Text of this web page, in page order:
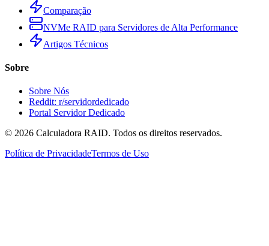
Comparação
NVMe RAID para Servidores de Alta Performance
Artigos Técnicos
Sobre
Sobre Nós
Reddit: r/servidordedicado
Portal Servidor Dedicado
© 2026 Calculadora RAID. Todos os direitos reservados.
Política de PrivacidadeTermos de Uso